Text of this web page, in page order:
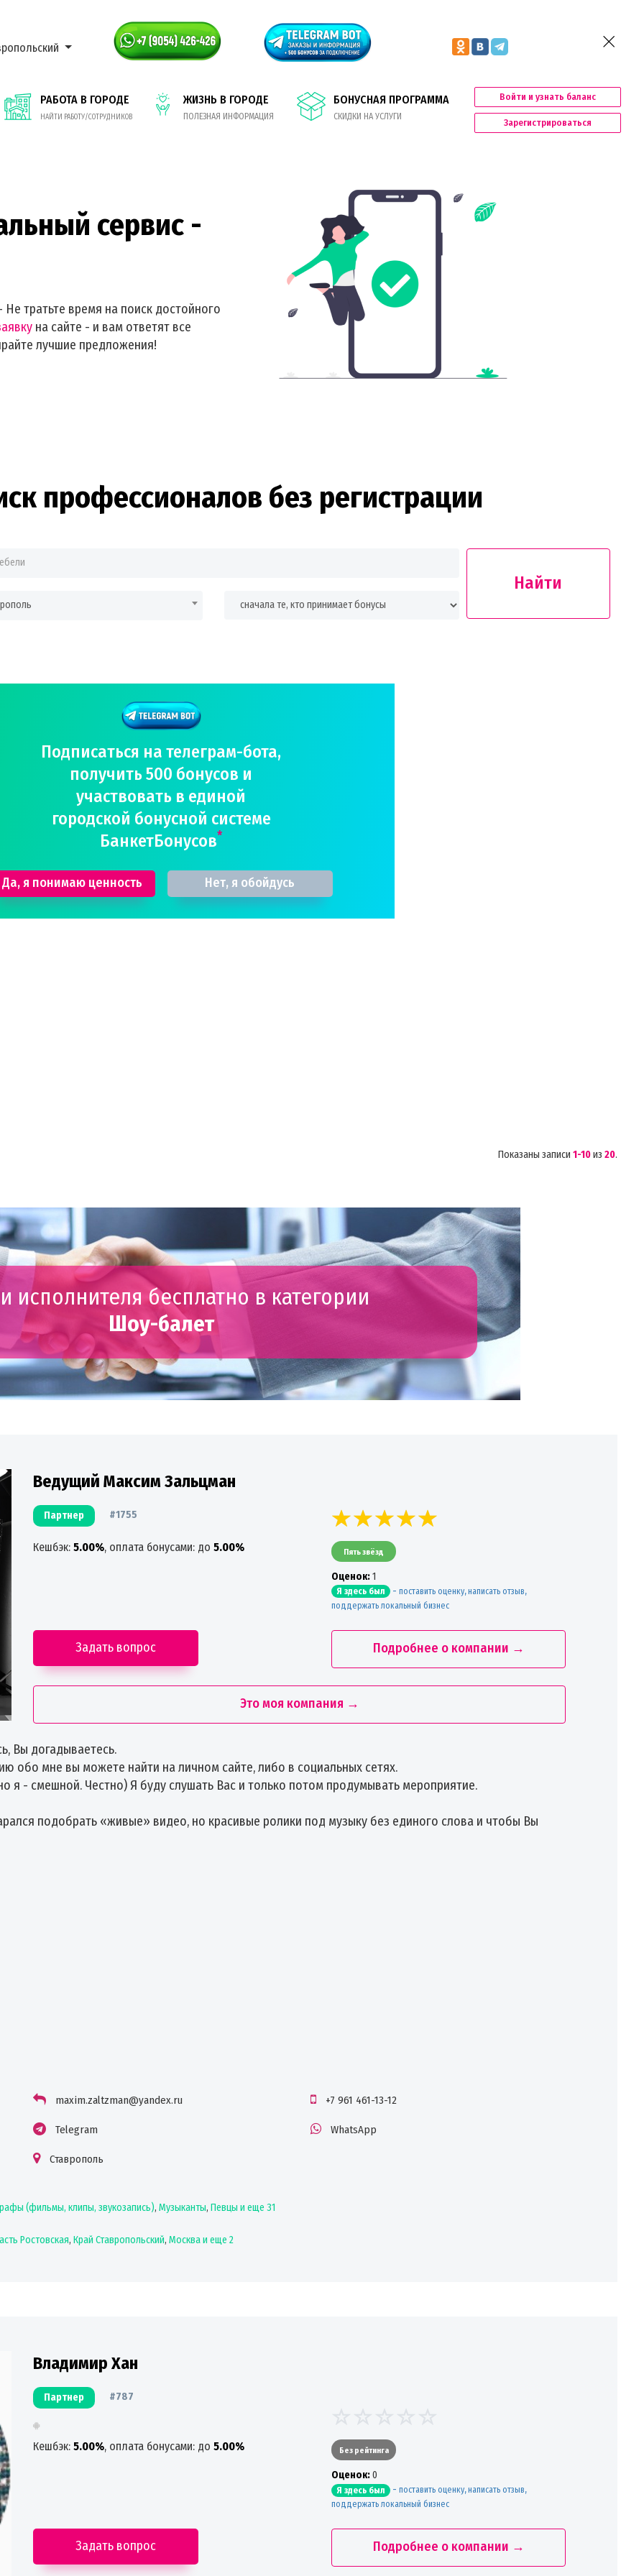
РАБОТА В ГОРОДЕ
НАЙТИ РАБОТУ/СОТРУДНИКОВ
ЖИЗНЬ В ГОРОДЕ
ПОЛЕЗНАЯ ИНФОРМАЦИЯ
БОНУСНАЯ ПРОГРАММА
СКИДКИ НА УСЛУГИ
Войти и узнать баланс
Зарегистрироваться
сервис -
тратьте время на поиск достойного
на сайте - и вам ответят все
лучшие предложения!
профессионалов без регистрации
Найти
Подписаться на телеграм-бота,
получить 500 бонусов и
участвовать в единой
городской бонусной системе
БанкетБонусов*
Да, я понимаю ценность Нет, я обойдусь
Показаны записи 1-10из 20.
исполнителя бесплатно в категории
Шоу-балет
Ведущий Максим Зальцман
Партнер #1755
Кешбэк:5.00%, оплата бонусами: до5.00% Пять звёзд
Oценок:1
Я здесь был -поставить оценку, написать отзыв,
поддержать локальный бизнес
Задать вопрос Подробнее о компании →
Это моя компания →
Вы догадываетесь.
обо мне вы можете найти на личном сайте, либо в социальных сетях.
я - смешной. Честно) Я буду слушать Вас и только потом продумывать мероприятие.
подобрать «живые» видео, но красивые ролики под музыку без единого слова и чтобы Вы
maxim.zaltzman@yandex.ru +7 961 461-13-12
Telegram WhatsApp
Ставрополь
(фильмы, клипы, звукозапись), Музыканты, Певцы и еще 31
Ростовская, Край Ставропольский, Москваи еще 2
Владимир Хан
Партнер #787
Кешбэк:5.00%, оплата бонусами: до5.00% Без рейтинга
Oценок:0
Я здесь был -поставить оценку, написать отзыв,
поддержать локальный бизнес
Задать вопрос Подробнее о компании →